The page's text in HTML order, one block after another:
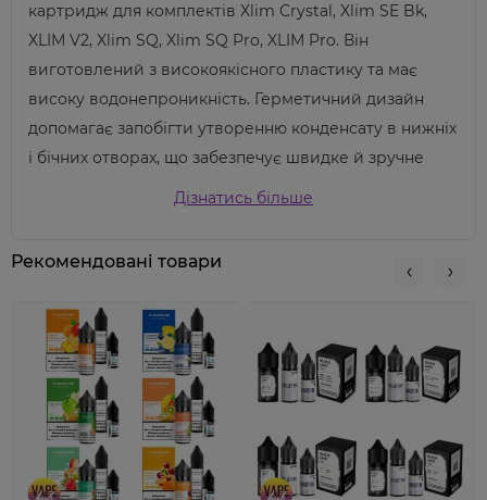
картридж для комплектів Xlim Crystal, Xlim SE Bk,
XLIM V2, Xlim SQ, Xlim SQ Pro, XLIM Pro. Він
виготовлений з високоякісного пластику та має
високу водонепроникність. Герметичний дизайн
допомагає запобігти утворенню конденсату в нижніх
і бічних отворах, що забезпечує швидке й зручне
Oxva представила
Pro POD Картриджі
також
підходять
всієї лінійки
картриджі
можуть виробляти
менше витікати, оскільки тепер вони оснащені
зручною заправною головкою.
Дізнатись більше
Рекомендовані товари